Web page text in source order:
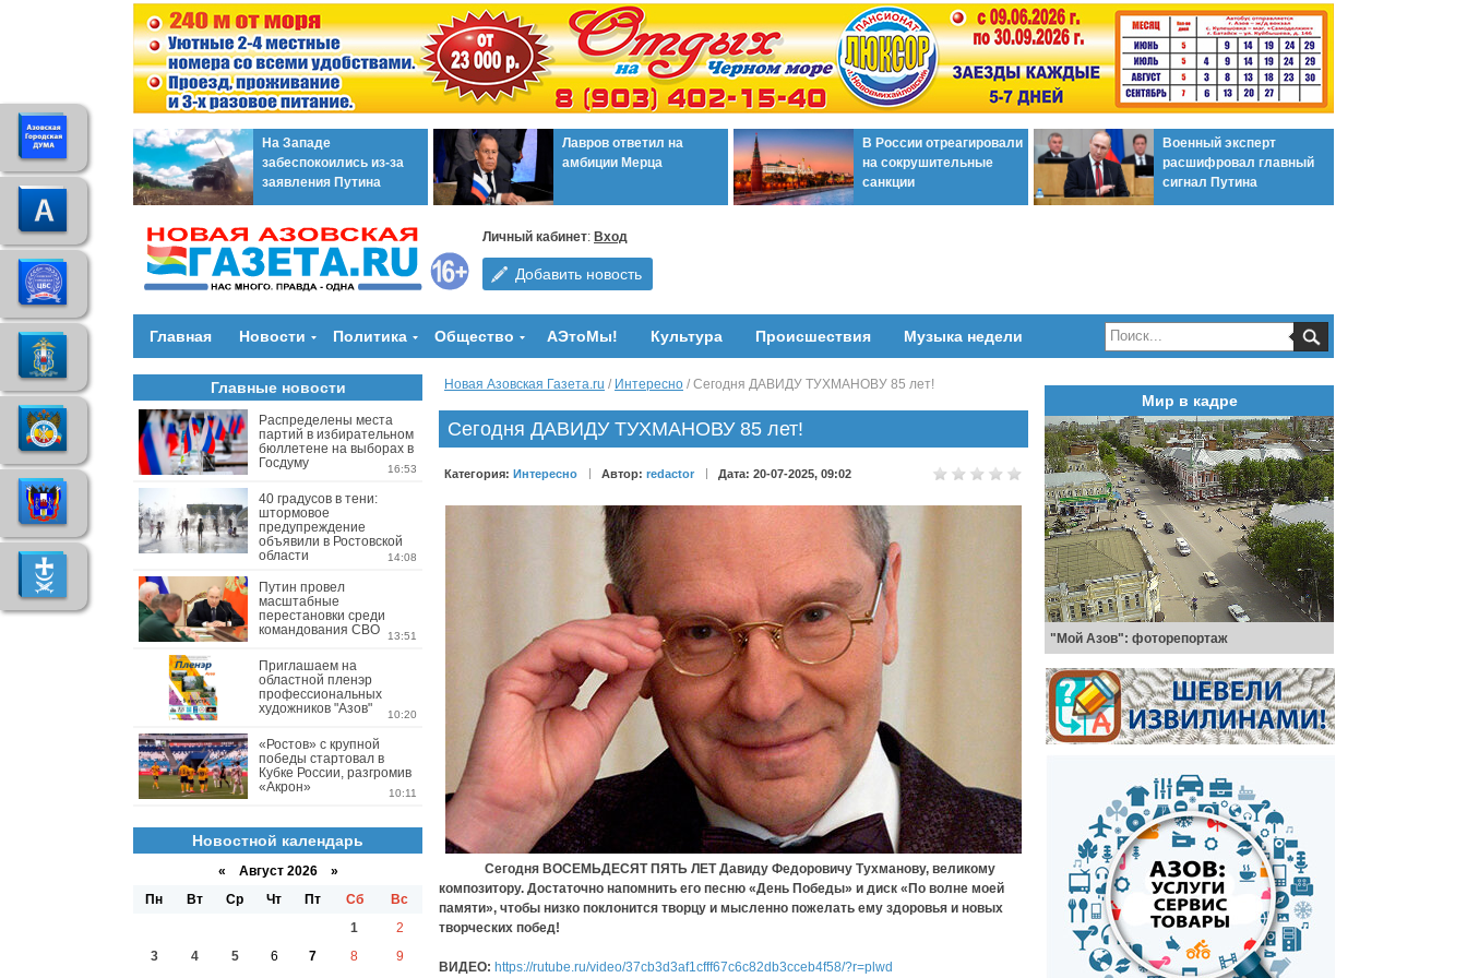
На Западе
забеспокоились из-за
заявления Путина
Лавров ответил на
амбиции Мерца
В России отреагировали
на сокрушительные
санкции
Военный эксперт
расшифровал главный
сигнал Путина
Личный кабинет: Вход
Добавить новость
Главная Новости Политика Общество АЭтоМы! Культура Происшествия Музыка недели
Новая Азовская Газета.ru / Интересно / Сегодня ДАВИДУ ТУХМАНОВУ 85 лет!
Сегодня ДАВИДУ ТУХМАНОВУ 85 лет!
Категория: Интересно Автор: redactor Дата: 20-07-2025, 09:02
Сегодня ВОСЕМЬДЕСЯТ ПЯТЬ ЛЕТ Давиду Федоровичу Тухманову, великому
композитору. Достаточно напомнить его песню «День Победы» и диск «По волне моей
памяти», чтобы низко поклонится творцу и мысленно пожелать ему здоровья и новых
творческих побед!
ВИДЕО: https://rutube.ru/video/37cb3d3af1cfff67c6c82db3cceb4f58/?r=plwd
Главные новости
Распределены места
партий в избирательном
бюллетене на выборах в
Госдуму
16:53
40 градусов в тени:
штормовое
предупреждение
объявили в Ростовской
области
14:08
Путин провел
масштабные
перестановки среди
командования СВО
13:51
Приглашаем на
областной пленэр
профессиональных
художников "Азов"
10:20
«Ростов» с крупной
победы стартовал в
Кубке России, разгромив
«Акрон»
10:11
Новостной календарь
« Август 2026 »
Пн
Вт Ср Чт Пт Сб
Вс
1
2
3
4 5 6 7 8
9
Мир в кадре
"Мой Азов": фоторепортаж